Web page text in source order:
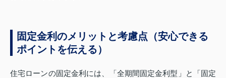
固定金利のメリットと考慮点（安心できる
ポイントを伝える）
住宅ローンの固定金利には、「全期間固定金利型」と「固定